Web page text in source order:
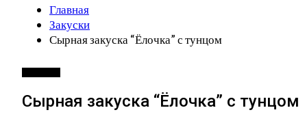
Главная
Закуски
Сырная закуска “Ёлочка” с тунцом
Сырная закуска “Ёлочка” с тунцом